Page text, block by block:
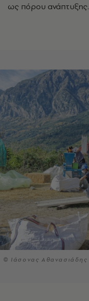
ως πόρου ανάπτυξης.
© Iάσονας Αθανασιάδης